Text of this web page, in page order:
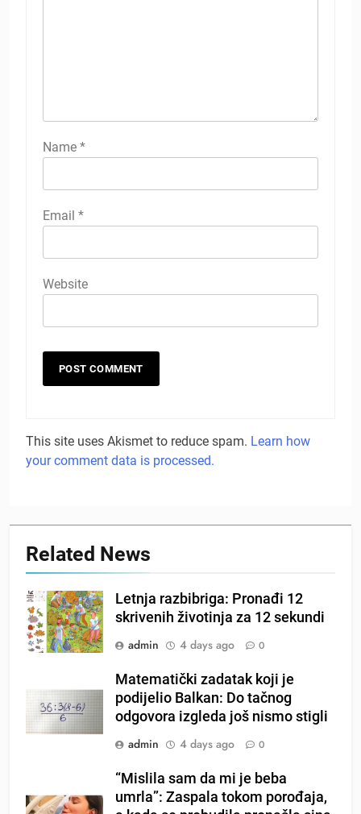
Name *
Email *
Website
This site uses Akismet to reduce spam. Learn how
your comment data is processed.
Related News
Letnja razbibriga: Pronađi 12
skrivenih životinja za 12 sekundi
admin
4 days ago 0
Matematički zadatak koji je
podijelio Balkan: Do tačnog
odgovora izgleda još nismo stigli
admin
4 days ago 0
“Mislila sam da mi je beba
umrla”: Zaspala tokom porođaja,